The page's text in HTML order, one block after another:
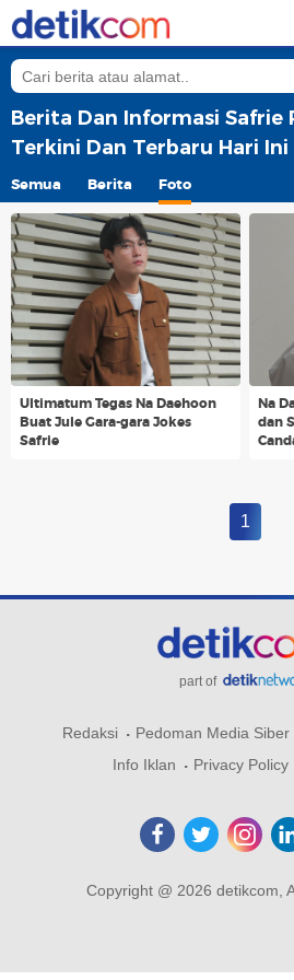
Berita Dan Informasi Safrie
Terkini Dan Terbaru Hari
Semua Berita Foto
Ultimatum Tegas Na Daehoon
Buat Jule Gara-gara Jokes
Safrie
Na
dan
1
part of
Redaksi Pedoman Media Siber
Info Iklan
Privacy Policy
Copyright @ 2026 detikcom,